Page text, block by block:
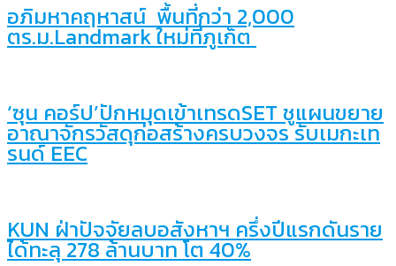
อภิมหาคฤหาสน์ พื้นที่กว่า 2,000
ตร.ม.Landmark ใหม่ที่ภูเก็ต
‘ซุน คอร์ป’ปักหมุดเข้าเทรดSET ชูแผนขยาย
อาณาจักรวัสดุก่อสร้างครบวงจร รับเมกะเท
รนด์ EEC
KUN ฝ่าปัจจัยลบอสังหาฯ ครึ่งปีแรกดันราย
ได้ทะลุ 278 ล้านบาท โต 40%